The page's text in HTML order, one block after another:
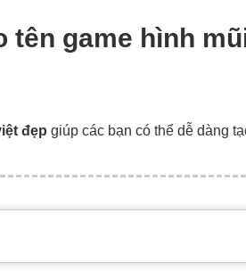
game hình
đẹp giúp các bạn có thể dễ dàng